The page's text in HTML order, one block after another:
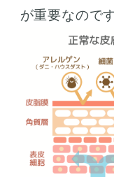
が重要なのです